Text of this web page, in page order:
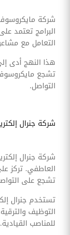
شركة
البرامج تعتمد
التعامل مع
هذا النهج أدى
تشجع
التواصل.
شركة جنرال
شركة جنرال
العاطفي. تركز
تشجع على
تستخدم جنرال
التوظيف
للمناصب القيادية.